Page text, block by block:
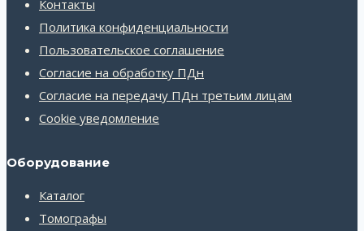
Контакты
Политика конфиденциальности
Пользовательское соглашение
Согласие на обработку ПДн
Согласие на передачу ПДн третьим лицам
Cookie уведомление
Оборудование
Каталог
Томографы